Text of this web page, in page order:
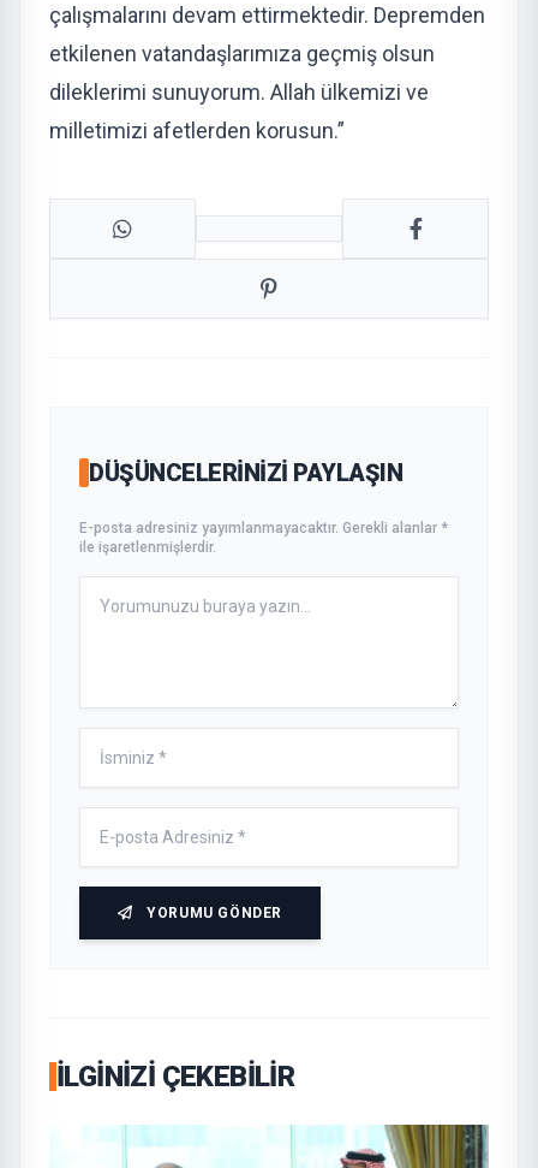
çalışmalarını devam ettirmektedir. Depremden
etkilenen vatandaşlarımıza geçmiş olsun
dileklerimi sunuyorum. Allah ülkemizi ve
milletimizi afetlerden korusun.”
DÜŞÜNCELERINIZI PAYLAŞIN
E-posta adresiniz yayımlanmayacaktır. Gerekli alanlar *
ile işaretlenmişlerdir.
YORUMU GÖNDER
İLGINIZI ÇEKEBILIR